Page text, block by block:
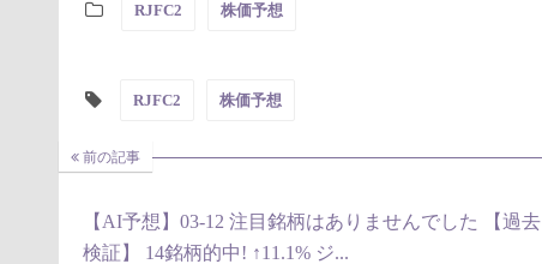
RJFC2 株価予想
RJFC2 株価予想
前の記事
【AI予想】03-12 注目銘柄はありませんでした 【過去
検証】 14銘柄的中! ↑11.1% ジ...